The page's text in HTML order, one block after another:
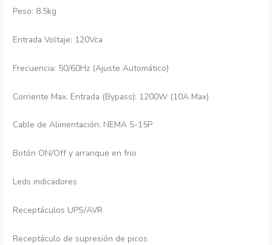
Peso: 8.5kg
Entrada Voltaje: 120Vca
Frecuencia: 50/60Hz (Ajuste Automático)
Corriente Max. Entrada (Bypass): 1200W (10A Max)
Cable de Alimentación: NEMA 5-15P
Botón ON/Off y arranque en frio
Leds indicadores
Receptáculos UPS/AVR
Receptáculo de supresión de picos